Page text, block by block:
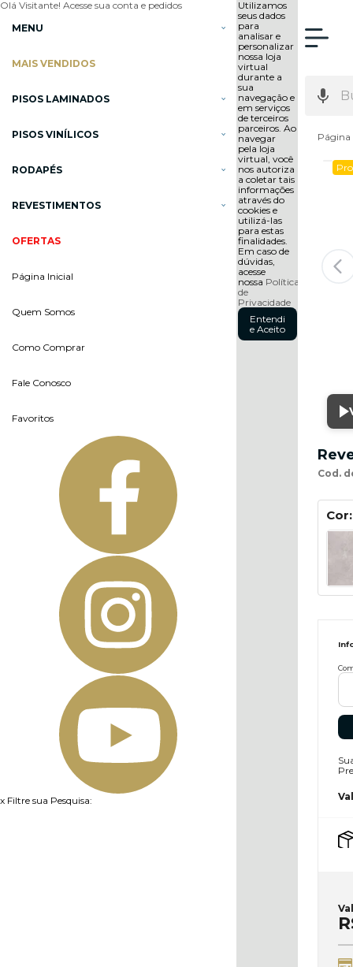
Olá Visitante! Acesse sua conta e pedidos
MENU
MAIS VENDIDOS
PISOS LAMINADOS
PISOS VINÍLICOS
RODAPÉS
REVESTIMENTOS
OFERTAS
Página Inicial
Quem Somos
Como Comprar
Fale Conosco
Favoritos
x Filtre sua Pesquisa:
Utilizamos
seus dados
para
analisar e
personalizar
nossa loja
virtual
durante a
sua
navegação e
em serviços
de terceiros
parceiros. Ao
navegar
pela loja
virtual, você
nos autoriza
a coletar tais
informações
através do
cookies e
utilizá-las
para estas
finalidades.
Em caso de
dúvidas,
acesse
nossa Política
de
Privacidade
Entendi
e Aceito
Cod.